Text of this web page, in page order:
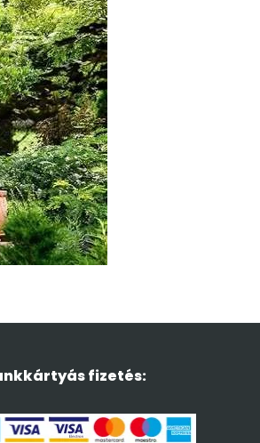
fizetés: